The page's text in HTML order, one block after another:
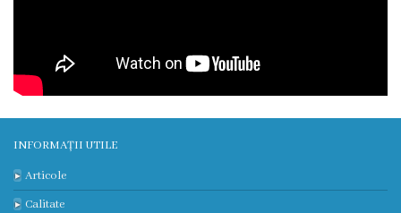
Anunțuri
achiziții
publice
Audit
INFORMAȚII UTILE
Articole
Calitate